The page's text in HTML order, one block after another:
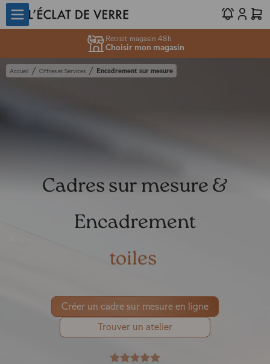
Retrait magasin 48h
Choisir mon magasin
Accueil / Offres et Services / Encadrement sur mesure
Cadres sur mesure &
Encadrement
photos
toiles
Créer un cadre sur mesure en ligne
Trouver un atelier